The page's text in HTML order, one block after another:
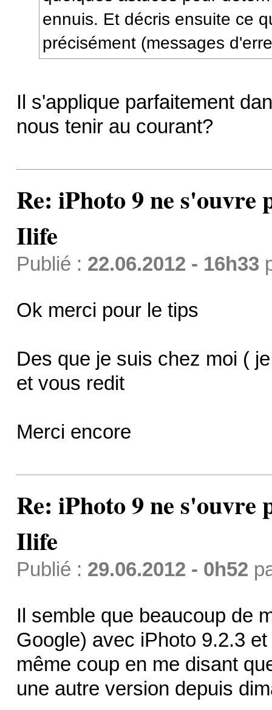
ennuis. Et décris ensuite ce
précisément (messages
Il s'applique parfaitement
nous tenir au courant?
Re: iPhoto 9 ne s'ouvre
Ilife
Publié : 22.06.2012 - 16h33
Ok merci pour le tips
Des que je suis chez moi (
et vous redit
Merci encore
Re: iPhoto 9 ne s'ouvre
Ilife
Publié : 29.06.2012 - 0h52
Il semble que beaucoup de
Google) avec iPhoto 9.2.3
même coup en me disant
une autre version depuis